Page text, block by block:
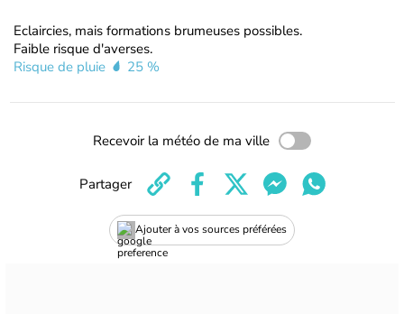
Eclaircies, mais formations brumeuses possibles.
Faible risque d'averses.
Risque de pluie
25 %
Recevoir la météo de ma ville
Ajouter à vos sources préférées
Partager